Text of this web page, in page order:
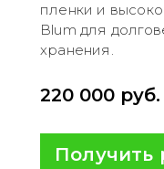
пленки и
Blum для
хранения.
220 000 руб.
Получить